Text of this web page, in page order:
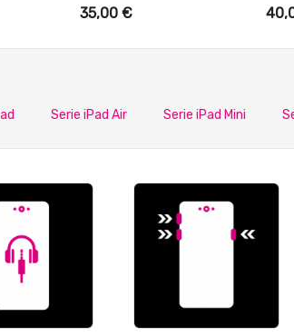
35,00 €
Serie iPad Air Serie iPad Mini